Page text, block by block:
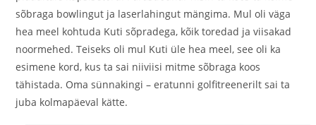
sõbraga bowlingut ja laserlahingut mängima. Mul oli väga
hea meel kohtuda Kuti sõpradega, kõik toredad ja viisakad
noormehed. Teiseks oli mul Kuti üle hea meel, see oli ka
esimene kord, kus ta sai niiviisi mitme sõbraga koos
tähistada. Oma sünnakingi – eratunni golfitreenerilt sai ta
juba kolmapäeval kätte.